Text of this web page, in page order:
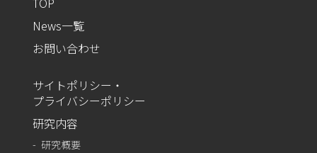
News一覧
お問い合わせ
サイトポリシー・
プライバシーポリシー
研究内容
研究概要